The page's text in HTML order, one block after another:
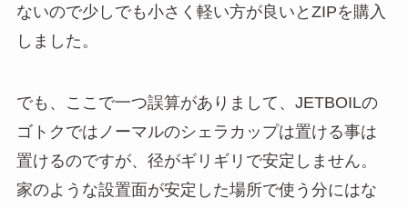
ないので少しでも小さく軽い方が良いとZIPを購入
しました。
でも、ここで一つ誤算がありまして、JETBOILの
ゴトクではノーマルのシェラカップは置ける事は
置けるのですが、径がギリギリで安定しません。
家のような設置面が安定した場所で使う分にはな